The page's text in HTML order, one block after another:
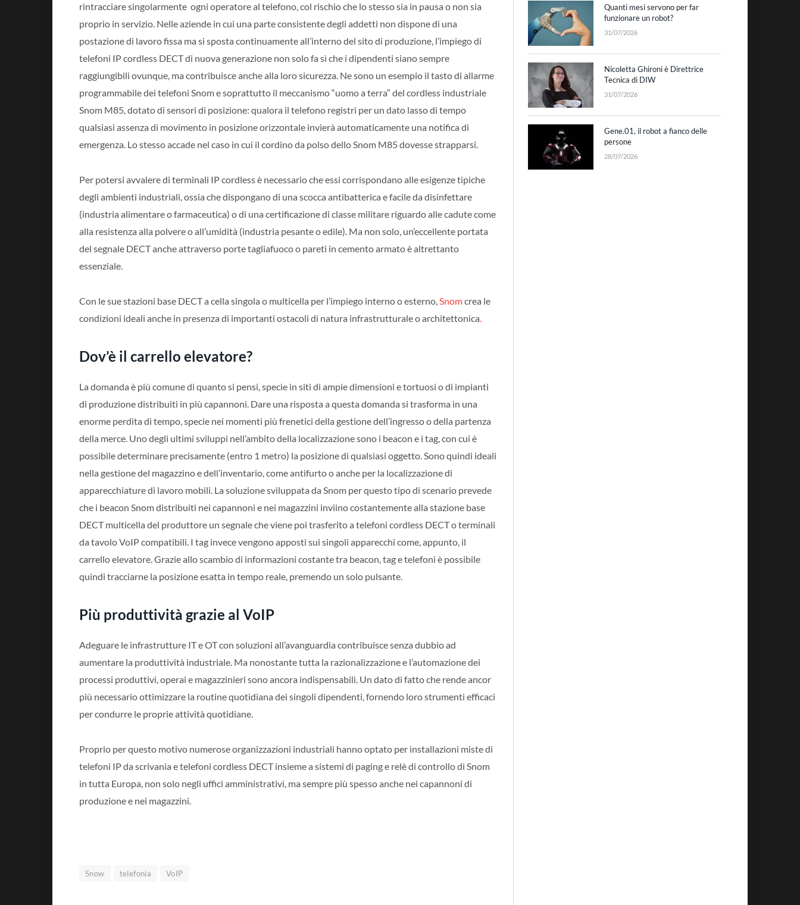
rintracciare singolarmente ogni operatore al telefono, col rischio che lo stesso sia in pausa o non sia
proprio in servizio. Nelle aziende in cui una parte consistente degli addetti non dispone di una
postazione di lavoro fissa ma si sposta continuamente all’interno del sito di produzione, l’impiego di
telefoni IP cordless DECT di nuova generazione non solo fa sì che i dipendenti siano sempre
raggiungibili ovunque, ma contribuisce anche alla loro sicurezza. Ne sono un esempio il tasto di allarme
programmabile dei telefoni Snom e soprattutto il meccanismo “uomo a terra” del cordless industriale
Snom M85, dotato di sensori di posizione: qualora il telefono registri per un dato lasso di tempo
qualsiasi assenza di movimento in posizione orizzontale invierà automaticamente una notifica di
emergenza. Lo stesso accade nel caso in cui il cordino da polso dello Snom M85 dovesse strapparsi.
Per potersi avvalere di terminali IP cordless è necessario che essi corrispondano alle esigenze tipiche
degli ambienti industriali, ossia che dispongano di una scocca antibatterica e facile da disinfettare
(industria alimentare o farmaceutica) o di una certificazione di classe militare riguardo alle cadute come
alla resistenza alla polvere o all’umidità (industria pesante o edile). Ma non solo, un’eccellente portata
del segnale DECT anche attraverso porte tagliafuoco o pareti in cemento armato è altrettanto
essenziale.
Con le sue stazioni base DECT a cella singola o multicella per l’impiego interno o esterno, Snomcrea le
condizioni ideali anche in presenza di importanti ostacoli di natura infrastrutturale o architettonica
Dov’è il carrello elevatore?
La domanda è più comune di quanto si pensi, specie in siti di ampie dimensioni e tortuosi o di impianti
di produzione distribuiti in più capannoni. Dare una risposta a questa domanda si trasforma in una
enorme perdita di tempo, specie nei momenti più frenetici della gestione dell’ingresso o della partenza
della merce. Uno degli ultimi sviluppi nell’ambito della localizzazione sono i beacon e i tag, con cui è
possibile determinare precisamente (entro 1 metro) la posizione di qualsiasi oggetto. Sono quindi ideali
nella gestione del magazzino e dell’inventario, come antifurto o anche per la localizzazione di
apparecchiature di lavoro mobili. La soluzione sviluppata da Snom per questo tipo di scenario prevede
che i beacon Snom distribuiti nei capannoni e nei magazzini inviino costantemente alla stazione base
DECT multicella del produttore un segnale che viene poi trasferito a telefoni cordless DECT o terminali
da tavolo VoIP compatibili. I tag invece vengono apposti sui singoli apparecchi come, appunto, il
carrello elevatore. Grazie allo scambio di informazioni costante tra beacon, tag e telefoni è possibile
quindi tracciarne la posizione esatta in tempo reale, premendo un solo pulsante.
Più produttività grazie al VoIP
Adeguare le infrastrutture IT e OT con soluzioni all’avanguardia contribuisce senza dubbio ad
aumentare la produttività industriale. Ma nonostante tutta la razionalizzazione e l’automazione dei
processi produttivi, operai e magazzinieri sono ancora indispensabili. Un dato di fatto che rende ancor
più necessario ottimizzare la routine quotidiana dei singoli dipendenti, fornendo loro strumenti efficaci
per condurre le proprie attività quotidiane.
Proprio per questo motivo numerose organizzazioni industriali hanno optato per installazioni miste di
telefoni IP da scrivania e telefoni cordless DECT insieme a sistemi di paging e relè di controllo di Snom
in tutta Europa, non solo negli uffici amministrativi, ma sempre più spesso anche nei capannoni di
produzione e nei magazzini.
Snow telefonia VoIP
Quanti mesi servono per far
funzionare un robot?
31/07/2026
Nicoletta Ghironi è Direttrice
Tecnica di DIW
31/07/2026
Gene.01, il robot a fianco delle
persone
28/07/2026